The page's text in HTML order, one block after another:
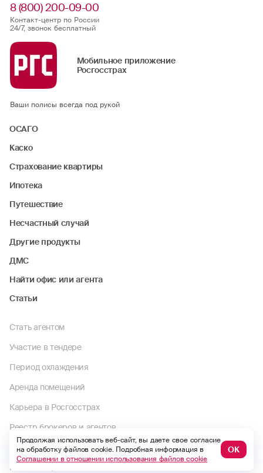
8 (800) 200-09-00
Контакт-центр по России
24/7, звонок бесплатный
Мобильное приложение
Росгосстрах
Ваши полисы всегда под рукой
ОСАГО
Каско
Страхование квартиры
Ипотека
Путешествие
Несчастный случай
Другие продукты
ДМС
Найти офис или агента
Статьи
Стать агентом
Участие в тендере
Период охлаждения
Аренда помещений
Карьера в Росгосстрах
Реестр брокеров и агентов
Реализация непрофильной недвижимости
Компенсационные выплаты
Продолжая использовать веб-сайт, вы даете свое согласие
на обработку файлов cookie. Подробная информация в
Соглашении в отношении использования файлов cookie
ОК